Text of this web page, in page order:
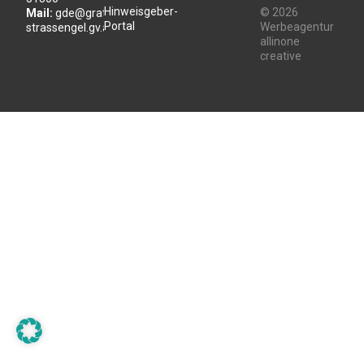
Mail: gde@gratwein-
strassengel.gv.at
Hinweisgeber-
Portal
© 2026
Werbeagentur
allinone
creative